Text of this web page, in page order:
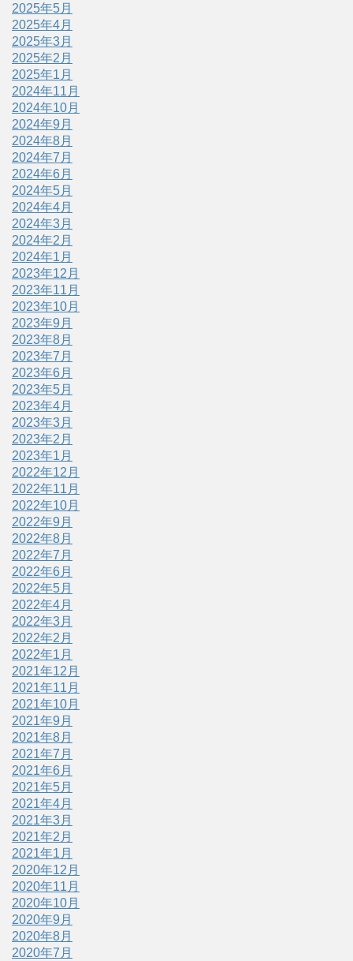
2025年5月
2025年4月
2025年3月
2025年2月
2025年1月
2024年11月
2024年10月
2024年9月
2024年8月
2024年7月
2024年6月
2024年5月
2024年4月
2024年3月
2024年2月
2024年1月
2023年12月
2023年11月
2023年10月
2023年9月
2023年8月
2023年7月
2023年6月
2023年5月
2023年4月
2023年3月
2023年2月
2023年1月
2022年12月
2022年11月
2022年10月
2022年9月
2022年8月
2022年7月
2022年6月
2022年5月
2022年4月
2022年3月
2022年2月
2022年1月
2021年12月
2021年11月
2021年10月
2021年9月
2021年8月
2021年7月
2021年6月
2021年5月
2021年4月
2021年3月
2021年2月
2021年1月
2020年12月
2020年11月
2020年10月
2020年9月
2020年8月
2020年7月